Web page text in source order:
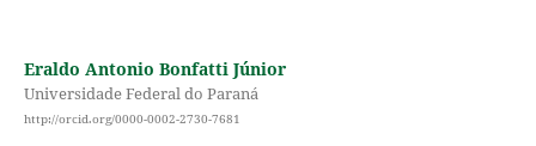
Eraldo Antonio Bonfatti Júnior
Universidade Federal do Paraná
http://orcid.org/0000-0002-2730-7681